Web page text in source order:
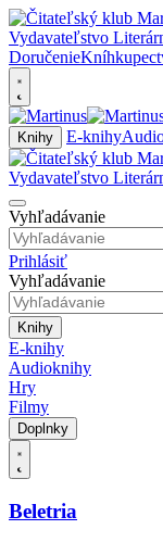
Doručenie
Knihy E-knihy
Vyhľadávanie
Prihlásiť
Vyhľadávanie
Knihy
E-knihy
Audioknihy
Hry
Filmy
Doplnky
Beletria